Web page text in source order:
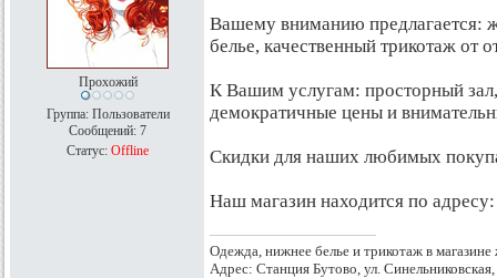
Прохожий
Группа: Пользователи
Сообщений: 7
Статус: Offline
Вашему вниманию предлагается:
белье, качественный трикотаж от
К Вашим услугам: просторный
демократичные цены и
Скидки для наших любимых
Наш магазин находится по
Одежда, нижнее белье и трикотаж в
Адрес: Станция Бутово, ул.